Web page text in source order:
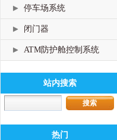
停车场系统
闭门器
ATM防护舱控制系统
站内搜索
热门